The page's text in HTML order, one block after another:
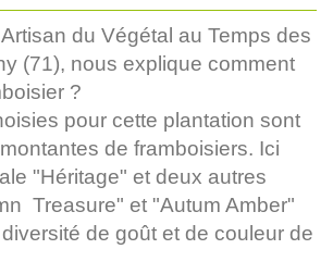
du Végétal au Temps des
(71), nous explique comment
?
pour cette plantation sont
de framboisiers. Ici
"Héritage" et deux autres
Treasure" et "Autum Amber"
de goût et de couleur de